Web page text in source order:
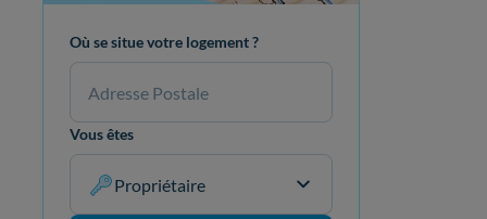
Où se situe votre logement ?
Vous êtes
Propriétaire